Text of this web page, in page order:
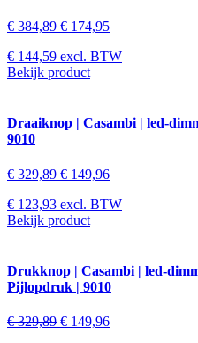
€384,89 € 174,95
€ 144,59 excl. BTW
Bekijk product
Draaiknop | Casambi | led-
9010
€329,89 € 149,96
€ 123,93 excl. BTW
Bekijk product
Drukknop | Casambi | led-
Pijlopdruk | 9010
€329,89 € 149,96